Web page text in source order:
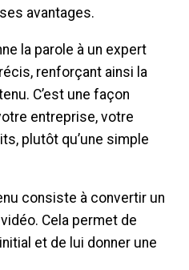
avantages.
la parole à un expert
renforçant ainsi la
C’est une façon
entreprise, votre
plutôt qu’une simple
consiste à convertir un
Cela permet de
et de lui donner une